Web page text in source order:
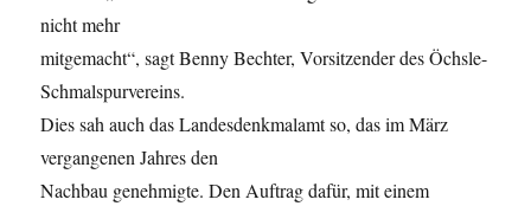
nicht mehr
mitgemacht“, sagt Benny Bechter, Vorsitzender des Öchsle-
Schmalspurvereins.
Dies sah auch das Landesdenkmalamt so, das im März
vergangenen Jahres den
Nachbau genehmigte. Den Auftrag dafür, mit einem